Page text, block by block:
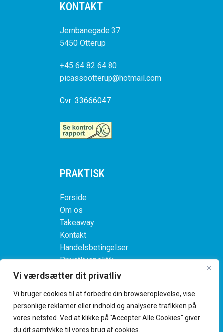
Vi værdsætter dit privatliv
Vi bruger cookies til at forbedre din browseroplevelse, vise
personlige reklamer eller indhold og analysere trafikken på
vores netsted. Ved at klikke på "Accepter Alle Cookies" giver
du dit samtykke til vores brug af cookies.
KONTAKT
Jernbanegade 37
5450 Otterup
+45 64 82 64 80
picassootterup@hotmail.com
Cvr: 33666047
PRAKTISK
Forside
Om os
Takeaway
Kontakt
Handelsbetingelser
Privatlivspolitik
Picasso Pizza @ 2026 | Powered byNemBestil ApS